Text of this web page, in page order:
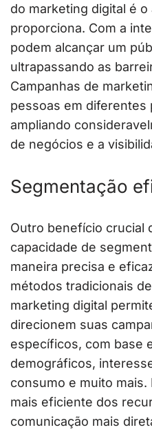
do marketing digital é
proporciona. Com a
podem alcançar um
ultrapassando as
Campanhas de
pessoas em diferentes
ampliando
de negócios e a
Segmentação
Outro benefício crucial
capacidade de
maneira precisa e
métodos tradicionais
marketing digital
direcionem suas
específicos, com base
demográficos,
consumo e muito
mais eficiente dos
comunicação mais